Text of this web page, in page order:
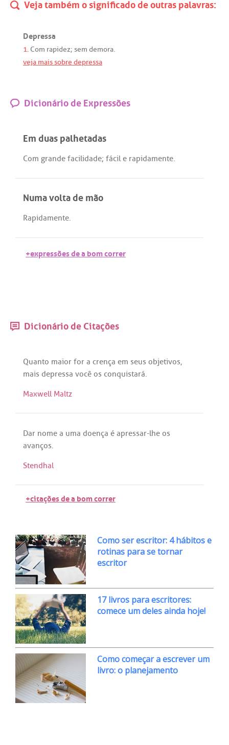
Veja também o significado de outras palavras:
Depressa
1. Com rapidez; sem demora.
veja mais sobre depressa
Dicionário de Expressões
Em duas palhetadas
Com grande facilidade; fácile rapidamente.
Numa volta de mão
Rapidamente.
+expressões de a bom correr
Dicionário de Citações
Quanto maior for a crença em seus objetivos,
mais depressa você os conquistará.
Maxwell Maltz
Dar nome a uma doença é apressar-lhe os
avanços.
Stendhal
+citações de a bom correr
Como ser escritor: 4 hábitos e
rotinas para se tornar
escritor
17 livros para escritores:
comece um deles ainda hoje!
Como começar a escrever um
livro: o planejamento